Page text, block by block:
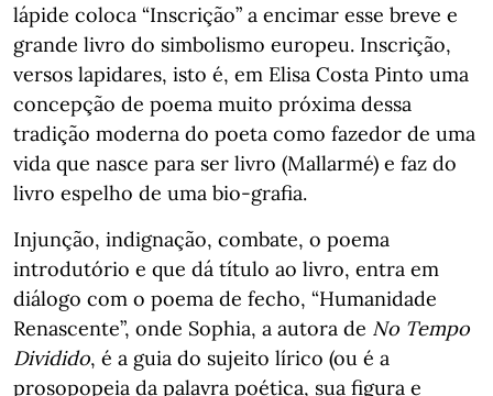
lápide coloca “Inscrição” a encimar esse breve e
grande livro do simbolismo europeu. Inscrição,
versos lapidares, isto é, em Elisa Costa Pinto uma
concepção de poema muito próxima dessa
tradição moderna do poeta como fazedor de uma
vida que nasce para ser livro (Mallarmé) e faz do
livro espelho de uma bio-grafia.
Injunção, indignação, combate, o poema
introdutório e que dá título ao livro, entra em
diálogo com o poema de fecho, “Humanidade
Renascente”, onde Sophia, a autora de No Tempo
Dividido, é a guia do sujeito lírico (ou é a
prosopopeia da palavra poética, sua figura e